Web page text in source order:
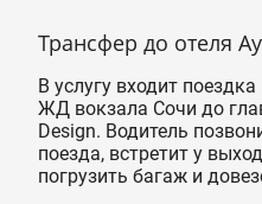
Трансфер до отеля
В услугу входит
ЖД вокзала Сочи до
Design. Водитель
поезда, встретит у
погрузить багаж и